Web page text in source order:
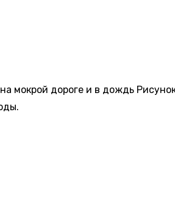
мокрой дороге и в дождь